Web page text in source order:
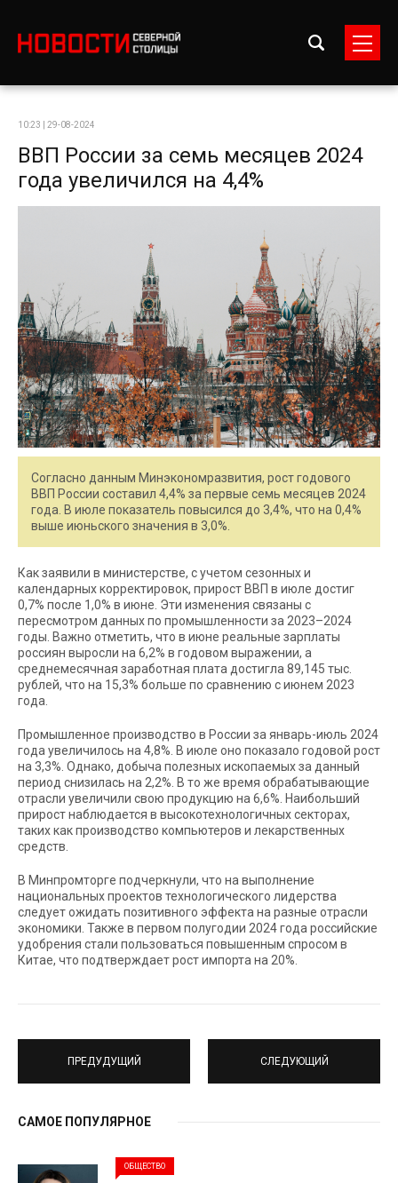
10:23 | 29-08-2024
ВВП России за семь месяцев 2024
года увеличился на 4,4%
Согласно данным Минэкономразвития, рост годового
ВВП России составил 4,4% за первые семь месяцев 2024
года. В июле показатель повысился до 3,4%, что на 0,4%
выше июньского значения в 3,0%.
Как заявили в министерстве, с учетом сезонных и
календарных корректировок, прирост ВВП в июле достиг
0,7% после 1,0% в июне. Эти изменения связаны с
пересмотром данных по промышленности за 2023–2024
годы. Важно отметить, что в июне реальные зарплаты
россиян выросли на 6,2% в годовом выражении, а
среднемесячная заработная плата достигла 89,145 тыс.
рублей, что на 15,3% больше по сравнению с июнем 2023
года.
Промышленное производство в России за январь-июль 2024
года увеличилось на 4,8%. В июле оно показало годовой рост
на 3,3%. Однако, добыча полезных ископаемых за данный
период снизилась на 2,2%. В то же время обрабатывающие
отрасли увеличили свою продукцию на 6,6%. Наибольший
прирост наблюдается в высокотехнологичных секторах,
таких как производство компьютеров и лекарственных
средств.
В Минпромторге подчеркнули, что на выполнение
национальных проектов технологического лидерства
следует ожидать позитивного эффекта на разные отрасли
экономики. Также в первом полугодии 2024 года российские
удобрения стали пользоваться повышенным спросом в
Китае, что подтверждает рост импорта на 20%.
ПРЕДУДУЩИЙ СЛЕДУЮЩИЙ
САМОЕ ПОПУЛЯРНОЕ
ОБЩЕСТВО